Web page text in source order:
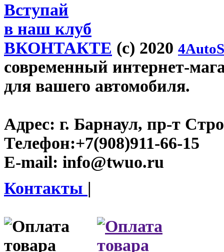
Вступай
в наш клуб
ВКОНТАКТЕ (c) 2020
современный интернет-
для вашего автомобиля.
Адрес: г. Барнаул, пр-т
Телефон:+7(908)911-66-15
E-mail: info@twuo.ru
Контакты |